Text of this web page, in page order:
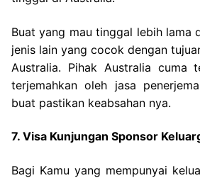
Buat yang mau tinggal lebih lama
jenis lain yang cocok dengan
Australia. Pihak Australia cuma
terjemahkan oleh jasa
buat pastikan keabsahan nya.
7. Visa Kunjungan Sponsor
Bagi Kamu yang mempunyai